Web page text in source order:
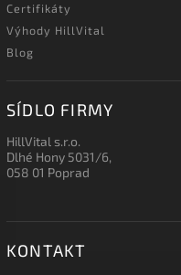
Certifikáty
Výhody HillVital
Blog
SÍDLO FIRMY
HillVital s.r.o.
Dlhé Hony 5031/6,
058 01 Poprad
KONTAKT